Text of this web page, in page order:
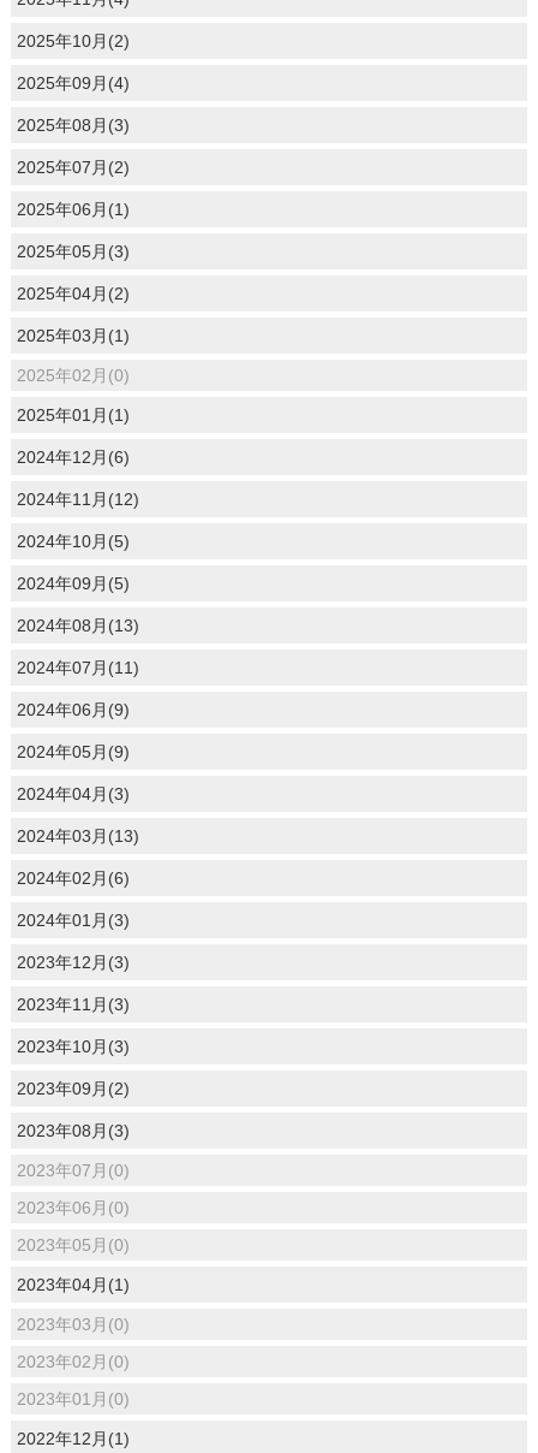
2025年10月(2)
2025年09月(4)
2025年08月(3)
2025年07月(2)
2025年06月(1)
2025年05月(3)
2025年04月(2)
2025年03月(1)
2025年02月(0)
2025年01月(1)
2024年12月(6)
2024年11月(12)
2024年10月(5)
2024年09月(5)
2024年08月(13)
2024年07月(11)
2024年06月(9)
2024年05月(9)
2024年04月(3)
2024年03月(13)
2024年02月(6)
2024年01月(3)
2023年12月(3)
2023年11月(3)
2023年10月(3)
2023年09月(2)
2023年08月(3)
2023年07月(0)
2023年06月(0)
2023年05月(0)
2023年04月(1)
2023年03月(0)
2023年02月(0)
2023年01月(0)
2022年12月(1)